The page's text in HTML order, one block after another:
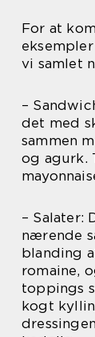
For at
vi samlet
–
det med
sammen
og agurk.
– Salater:
nærende
blanding
romaine,
toppings
kogt